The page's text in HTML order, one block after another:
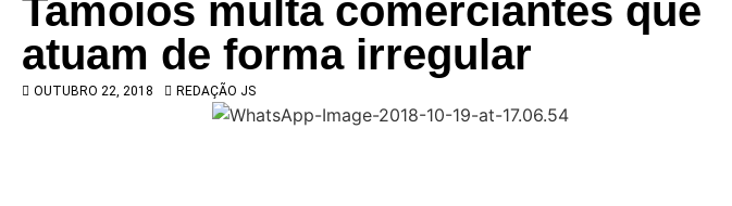
Tamoios multa comerciantes que
atuam de forma irregular
OUTUBRO 22, 2018 REDAÇÃO JS